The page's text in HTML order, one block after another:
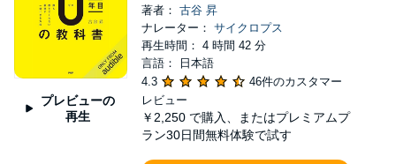
プレビューの
再生
著者： 古谷 昇
ナレーター： サイクロプス
再生時間： 4 時間 42 分
言語： 日本語
4.3
46件のカスタマー
レビュー
￥2,250 で購入、またはプレミアムプ
ラン30日間無料体験で試す